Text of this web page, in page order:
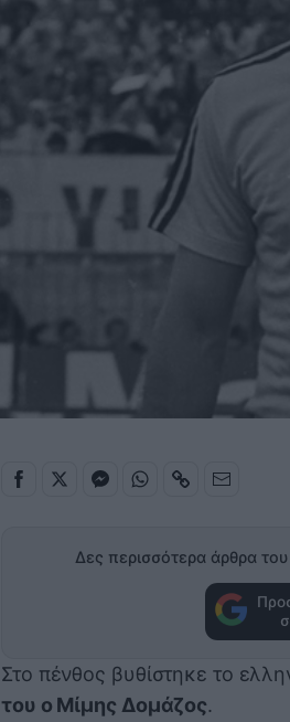
Δες περισσότερα άρθρα
Στο πένθος βυθίστηκε το
του ο Μίμης Δομάζος.